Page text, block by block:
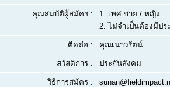
คุณสมบัติผู้สมัคร : 1. เพศ ชาย / หญิง
2. ไม่จำเป็นต้องมีป
ติดต่อ : คุณเนาวรัตน์
สวัสดิการ : ประกันสังคม
วิธีการสมัคร :